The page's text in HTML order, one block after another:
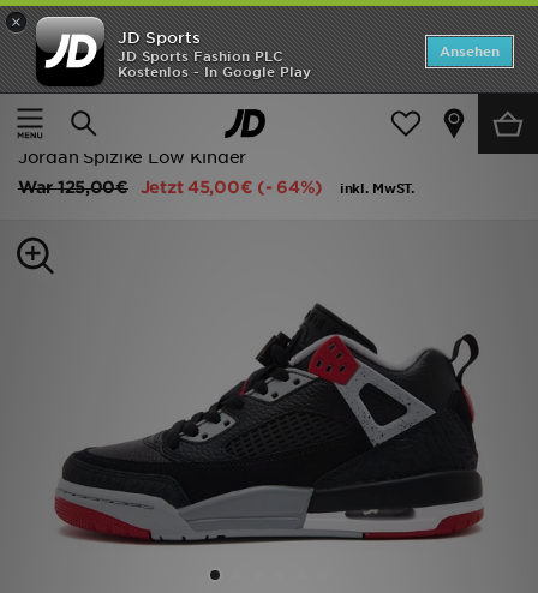
×
JD Sports
JD Sports Fashion PLC
Kostenlos - In Google Play
Ansehen
Startseite
Kinder
Schuhe Jugendliche (Gr. 36-38.5)
Jordan Spizike Low Kinder
War125,00€ Jetzt45,00€ (- 64%) inkl. MwST.
Startseite
ANGEBOTE
Marken
Herren
JD Exklusives
Fußball